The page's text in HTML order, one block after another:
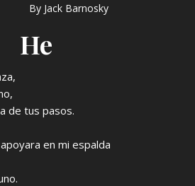
By Jack Barnosky
He
de tus pasos.
en mi espalda